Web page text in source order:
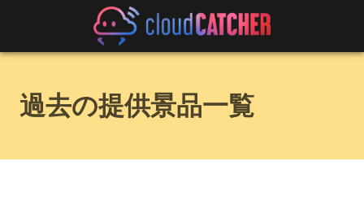
過去の提供景品一覧